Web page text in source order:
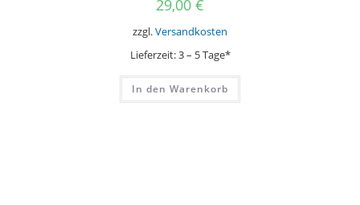
29,00 €
zzgl.Versandkosten
Lieferzeit:3 – 5 Tage*
In den Warenkorb